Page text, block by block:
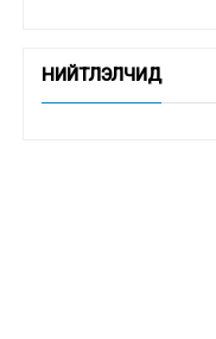
сануулав
НИЙТЛЭЛЧИД